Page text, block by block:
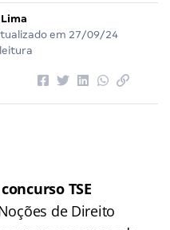
em 27/09/24
concurso TSE
de Direito